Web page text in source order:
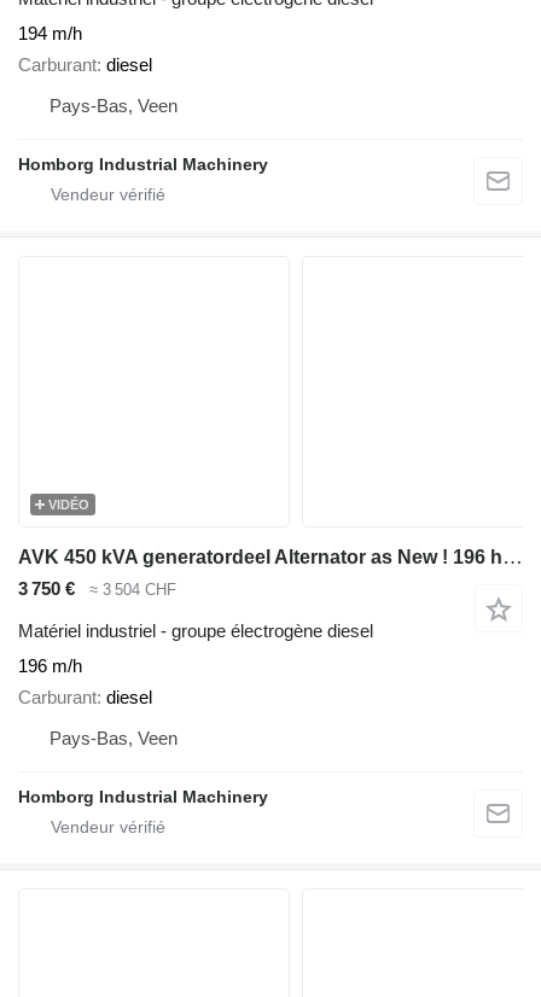
194 m/h
Carburant diesel
Pays-Bas, Veen
Homborg Industrial Machinery
VIDÉO
AVK 450 kVA generatordeel Alternator as New ! 196 hours
3 750 € ≈ 3 504 CHF
Matériel industriel - groupe électrogène diesel
196 m/h
Carburant diesel
Pays-Bas, Veen
Homborg Industrial Machinery